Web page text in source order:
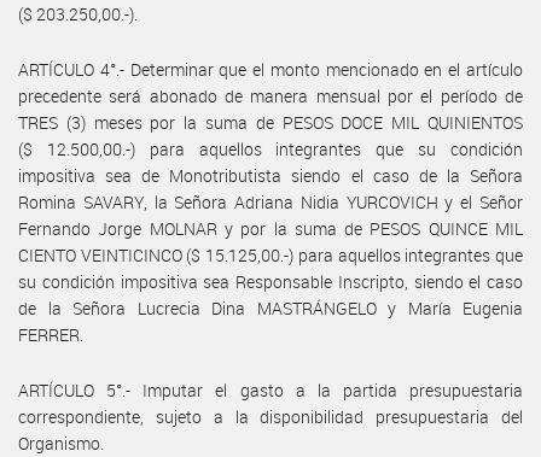
($ 203.250,00.-).
ARTÍCULO 4°.- Determinar que el monto mencionado en el artículo
precedente será abonado de manera mensual por el período de
TRES (3) meses por la suma de PESOS DOCE MIL QUINIENTOS
($ 12.500,00.-) para aquellos integrantes que su condición
impositiva sea de Monotributista siendo el caso de la Señora
Romina SAVARY, la Señora Adriana Nidia YURCOVICH y el Señor
Fernando Jorge MOLNAR y por la suma de PESOS QUINCE MIL
CIENTO VEINTICINCO ($ 15.125,00.-) para aquellos integrantes que
su condición impositiva sea Responsable Inscripto, siendo el caso
de la Señora Lucrecia Dina MASTRÁNGELO y María Eugenia
FERRER.
ARTÍCULO 5°.- Imputar el gasto a la partida presupuestaria
correspondiente, sujeto a la disponibilidad presupuestaria del
Organismo.